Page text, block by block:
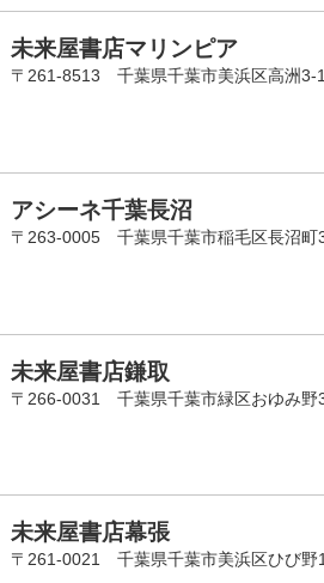
未来屋書店マリンピア
〒261-8513 千葉県千葉市美浜区高洲3-
アシーネ千葉長沼
〒263-0005 千葉県千葉市稲毛区長沼町
未来屋書店鎌取
〒266-0031 千葉県千葉市緑区おゆみ野
未来屋書店幕張
〒261-0021 千葉県千葉市美浜区ひび